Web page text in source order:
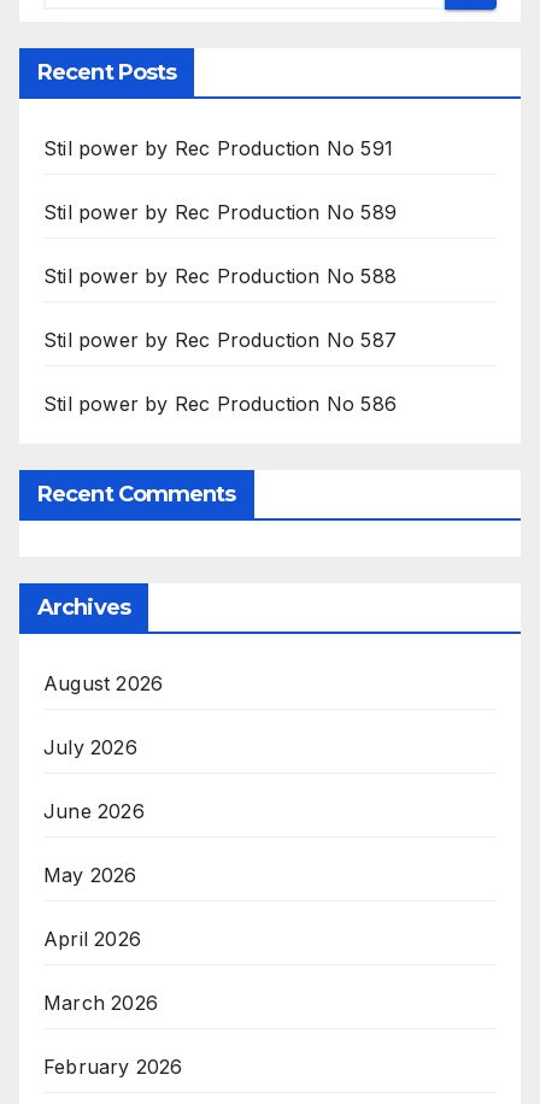
Recent Posts
Stil power by Rec Production No 591
Stil power by Rec Production No 589
Stil power by Rec Production No 588
Stil power by Rec Production No 587
Stil power by Rec Production No 586
Recent Comments
Archives
August 2026
July 2026
June 2026
May 2026
April 2026
March 2026
February 2026